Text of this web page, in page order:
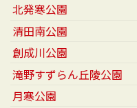
北発寒公園
清田南公園
創成川公園
滝野すずらん丘陵公園
月寒公園